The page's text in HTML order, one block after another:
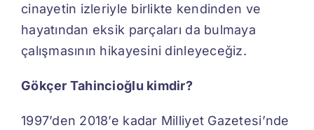
cinayetin izleriyle birlikte kendinden ve
hayatından eksik parçaları da bulmaya
çalışmasının hikayesini dinleyeceğiz.
Gökçer Tahincioğlu kimdir?
1997’den 2018’e kadar Milliyet Gazetesi’nde